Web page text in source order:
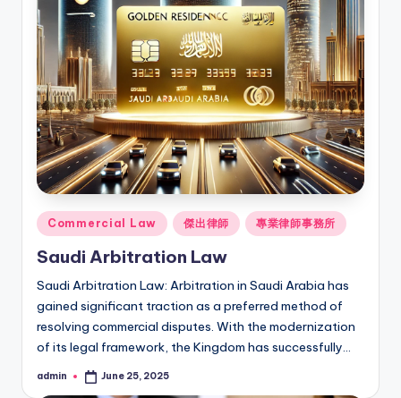
Posted
in
Commercial Law 傑出律師 專業律師事務所
Saudi Arbitration Law
Saudi Arbitration Law: Arbitration in Saudi Arabia has
gained significant traction as a preferred method of
resolving commercial disputes. With the modernization
of its legal framework, the Kingdom has successfully…
Posted
admin June 25, 2025